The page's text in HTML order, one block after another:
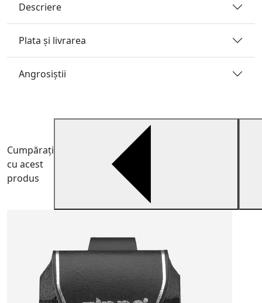
Descriere
Plata și livrarea
Angrosiştii
Cumpărați
cu acest
produs